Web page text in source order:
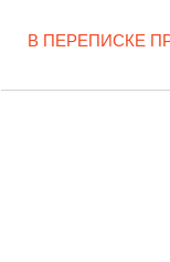
В ПЕРЕПИСКЕ